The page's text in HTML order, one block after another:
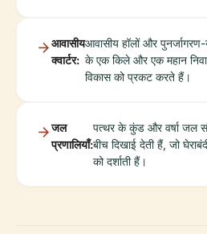
आवासीय
क्वार्टर:
आवासीय हॉलों और
के एक किले और एक महान
विकास को प्रकट करते हैं।
जल
प्रणालियाँ:
पत्थर के कुंड और वर्षा जल
बीच दिखाई देती हैं, जो
को दर्शाती हैं।